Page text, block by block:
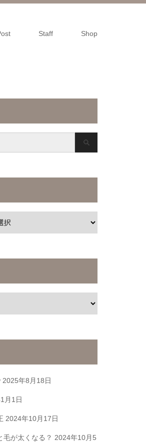
Staff Shop
2025年8月18日
月1日
2024年10月17日
毛が太くなる？ 2024年10月5